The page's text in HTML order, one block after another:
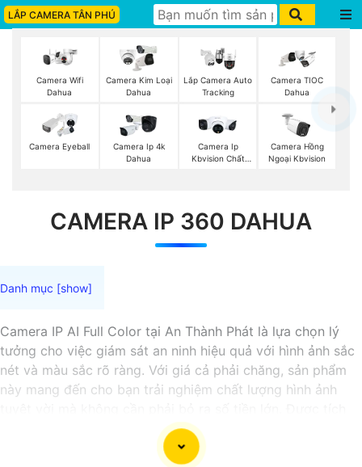
LẮP CAMERA TÂN PHÚ
Camera Wifi
Dahua
Camera Kim Loại
Dahua
Lắp Camera Auto
Tracking
Camera TIOC
Dahua
Camera Eyeball
Camera Ip 4k
Dahua
Camera Ip
Kbvision Chất
Camera Hồng
Ngoại Kbvision
CAMERA IP 360 DAHUA
Camera IP AI Full Color tại An Thành Phát là lựa chọn lý
tưởng cho việc giám sát an ninh hiệu quả với hình ảnh sắc
nét và màu sắc rõ ràng. Với giá cả phải chăng, sản phẩm
này mang đến cho bạn trải nghiệm chất lượng hình ảnh
hợp công nghệ trí tuệ nhân tạo (AI), camera này giúp nhận
diện chính xác các chi tiết trong hình ảnh mà không cần